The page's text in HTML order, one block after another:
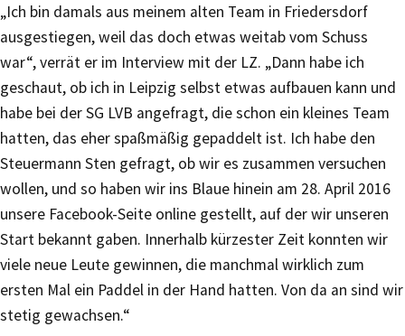
„Ich bin damals aus meinem alten Team in Friedersdorf
ausgestiegen, weil das doch etwas weitab vom Schuss
war“, verrät er im Interview mit der LZ. „Dann habe ich
geschaut, ob ich in Leipzig selbst etwas aufbauen kann und
habe bei der SG LVB angefragt, die schon ein kleines Team
hatten, das eher spaßmäßig gepaddelt ist. Ich habe den
Steuermann Sten gefragt, ob wir es zusammen versuchen
wollen, und so haben wir ins Blaue hinein am 28. April 2016
unsere Facebook-Seite online gestellt, auf der wir unseren
Start bekannt gaben. Innerhalb kürzester Zeit konnten wir
viele neue Leute gewinnen, die manchmal wirklich zum
ersten Mal ein Paddel in der Hand hatten. Von da an sind wir
stetig gewachsen.“